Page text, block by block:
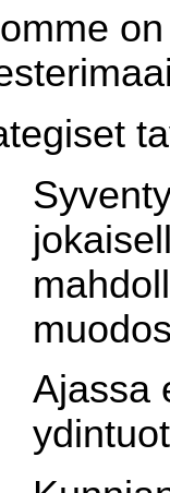
Ajassa